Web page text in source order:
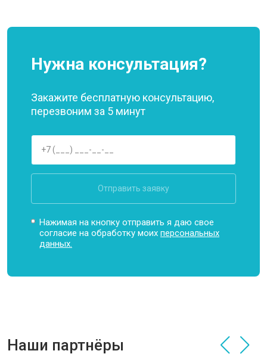
Нужна консультация?
Закажите бесплатную консультацию,
перезвоним за 5 минут
Отправить заявку
Нажимая на кнопку отправить я даю свое
согласие на обработку моихперсональных
данных.
Наши партнёры